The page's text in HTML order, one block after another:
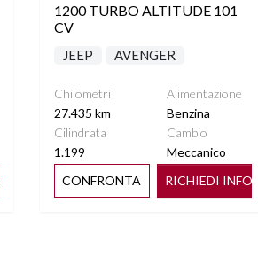
1200 TURBO ALTITUDE 101
CV
JEEP AVENGER
Chilometri
27.435 km
Alimentazione
Benzina
Cilindrata
1.199
Cambio
Meccanico
CONFRONTA
RICHIEDI INFO